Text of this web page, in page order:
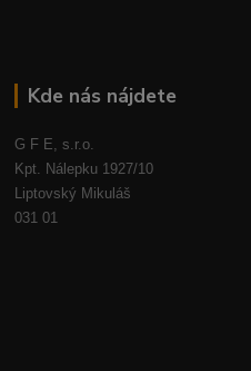
Kde nás nájdete
G F E, s.r.o.
Kpt. Nálepku 1927/10
Liptovský Mikuláš
031 01